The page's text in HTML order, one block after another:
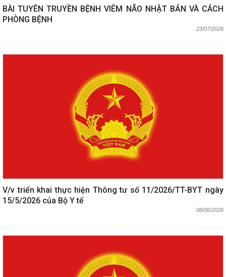
BÀI TUYÊN TRUYỀN BỆNH VIÊM NÃO NHẬT BẢN VÀ CÁCH
PHÒNG BỆNH
23/07/2026
V/v triển khai thực hiện Thông tư số 11/2026/TT-BYT ngày
15/5/2026 của Bộ Y tế
08/06/2026